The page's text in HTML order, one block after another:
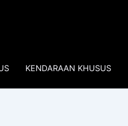
KENDARAAN KHUSUS